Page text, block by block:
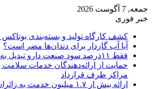
جمعه, 7 آگوست 2026
خبر فوری
کشف کارگاه تولید و بسته‌بندی بوتاکس
آیا آب گازدار برای دندان‌ها مضر است؟
فقط ۱۱‌درصد سود صنعت دارو تبدیل به نقدینگی شده است
حمایت از ارائه‌دهندگان خدمات سلامت
مراکز طرف قرارداد
ارائه بیش از ۱.۷ میلیون خدمت